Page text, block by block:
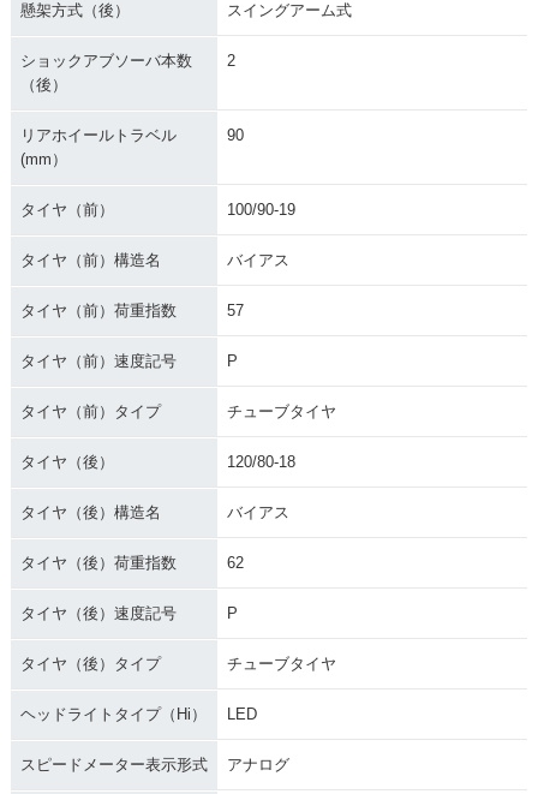
懸架方式（後） スイングアーム式
ショックアブソーバ本数
（後）
2
リアホイールトラベル
(mm）
90
タイヤ（前） 100/90-19
タイヤ（前）構造名 バイアス
タイヤ（前）荷重指数 57
タイヤ（前）速度記号 P
タイヤ（前）タイプ チューブタイヤ
タイヤ（後） 120/80-18
タイヤ（後）構造名 バイアス
タイヤ（後）荷重指数 62
タイヤ（後）速度記号 P
タイヤ（後）タイプ チューブタイヤ
ヘッドライトタイプ（Hi） LED
スピードメーター表示形式 アナログ